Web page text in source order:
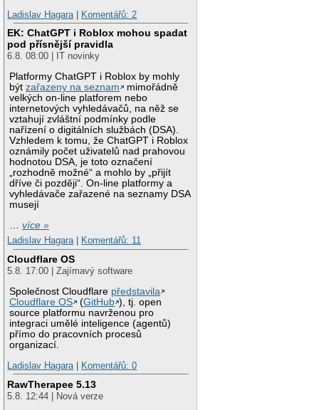
Ladislav Hagara
Komentářů: 2
EK: ChatGPT i Roblox mohou spadat
pod přísnější pravidla
6.8. 08:00 | IT novinky
Platformy ChatGPT i Roblox by mohly
býtzařazeny na seznam
mimořádně
velkých on-line platforem nebo
internetových vyhledávačů, na něž se
vztahují zvláštní podmínky podle
nařízení o digitálních službách (DSA).
Vzhledem k tomu, že ChatGPT i Roblox
oznámily počet uživatelů nad prahovou
hodnotou DSA, je toto označení
„rozhodně možné“ a mohlo by „přijít
dříve či později“. On-line platformy a
vyhledávače zařazené na seznamy DSA
musejí
…více »
Ladislav Hagara| Komentářů: 11
Cloudflare OS
5.8. 17:00 | Zajímavý software
Společnost Cloudflare představila
Cloudflare OS
(GitHub ), tj. open
source platformu navrženou pro
integraci umělé inteligence (agentů)
přímo do pracovních procesů
organizací.
Ladislav Hagara| Komentářů: 0
RawTherapee 5.13
5.8. 12:44 | Nová verze